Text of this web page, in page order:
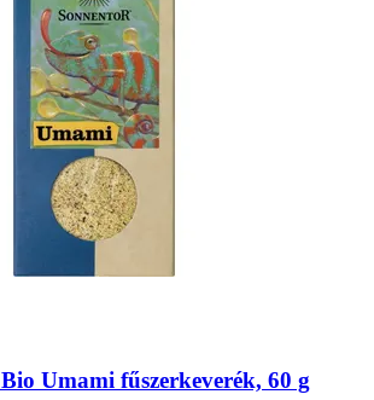
Bio Umami fűszerkeverék, 60 g